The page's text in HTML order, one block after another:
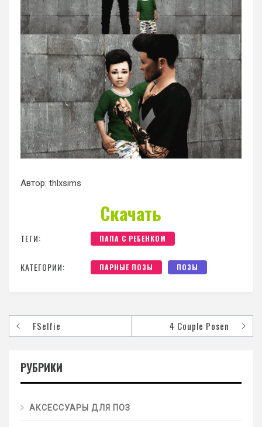
Автор: thlxsims
Скачать
ТЕГИ: ПАПА С РЕБЕНКОМ
КАТЕГОРИИ: ПАРНЫЕ ПОЗЫ ПОЗЫ
FSelfie 4 Couple Posen
РУБРИКИ
АКСЕССУАРЫ ДЛЯ ПОЗ